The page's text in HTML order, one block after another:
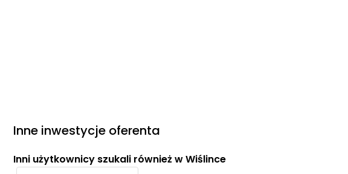
Inne inwestycje oferenta
Inni użytkownicy szukali również w Wiślince